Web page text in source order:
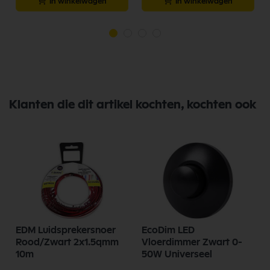
Klanten die dit artikel kochten, kochten ook
EDM Luidsprekersnoer
Rood/Zwart 2x1.5qmm
10m
EcoDim LED
Vloerdimmer Zwart 0-
50W Universeel